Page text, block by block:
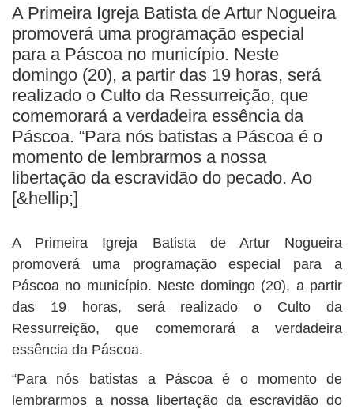
BUSCAR
A Primeira Igreja Batista de Artur Nogueira
promoverá uma programação especial
para a Páscoa no município. Neste
domingo (20), a partir das 19 horas, será
realizado o Culto da Ressurreição, que
comemorará a verdadeira essência da
Páscoa. “Para nós batistas a Páscoa é o
momento de lembrarmos a nossa
libertação da escravidão do pecado. Ao
[&hellip;]
A Primeira Igreja Batista de Artur Nogueira
promoverá uma programação especial para a
Páscoa no município. Neste domingo (20), a partir
das 19 horas, será realizado o Culto da
Ressurreição, que comemorará a verdadeira
essência da Páscoa.
“Para nós batistas a Páscoa é o momento de
lembrarmos a nossa libertação da escravidão do